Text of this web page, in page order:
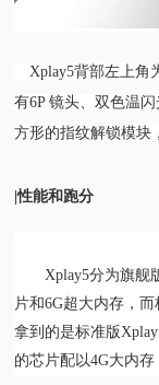
Xplay5背部左上角
有6P 镜头、双色温
方形的指纹解锁模块
|性能和跑分
Xplay5分为旗舰
片和6G超大内存，
拿到的是标准版
的芯片配以4G大内